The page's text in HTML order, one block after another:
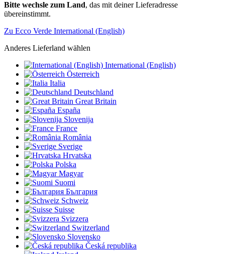
Bitte wechsle zum Land, das mit deiner Lieferadresse
übereinstimmt.
Zu Ecco Verde International (English)
Anderes Lieferland wählen
International (English)
Österreich
Italia
Deutschland
Great Britain
España
Slovenija
France
România
Sverige
Hrvatska
Polska
Magyar
Suomi
България
Schweiz
Suisse
Svizzera
Switzerland
Slovensko
Česká republika